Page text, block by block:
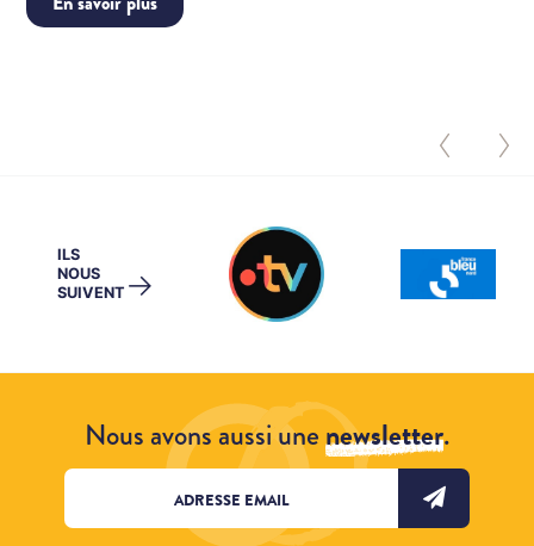
Previous
ILS
NOUS
SUIVENT →
Nous avons aussi unenewsletter.